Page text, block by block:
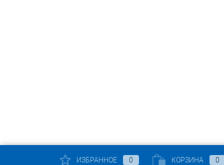
ИЗБРАННОЕ 0 КОРЗИНА 0